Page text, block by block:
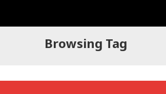
Browsing Tag